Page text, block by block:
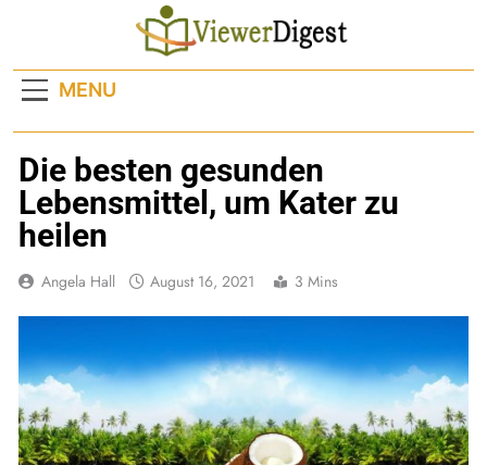
MENU
Die besten gesunden
Lebensmittel, um Kater zu
heilen
Angela Hall August 16, 2021 3 Mins